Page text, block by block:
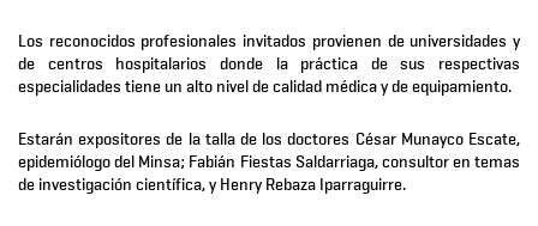
Los reconocidos profesionales invitados provienen de universidades y
de centros hospitalarios donde la práctica de sus respectivas
especialidades tiene un alto nivel de calidad médica y de equipamiento.
Estarán expositores de la talla de los doctores César Munayco Escate,
epidemiólogo del Minsa; Fabián Fiestas Saldarriaga, consultor en temas
de investigación científica, y Henry Rebaza Iparraguirre.